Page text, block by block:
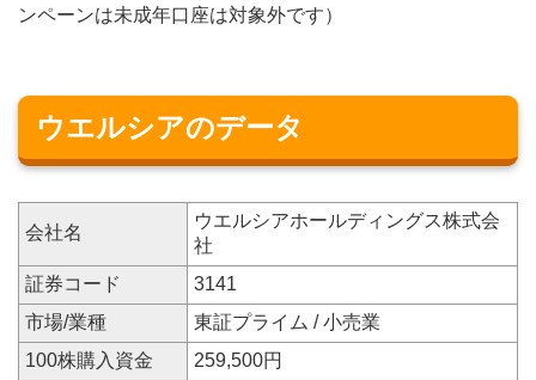
ンペーンは未成年口座は対象外です）
ウエルシアのデータ
会社名
ウエルシアホールディングス株式会
社
証券コード
3141
市場/業種
東証プライム / 小売業
100株購入資金
259,500円